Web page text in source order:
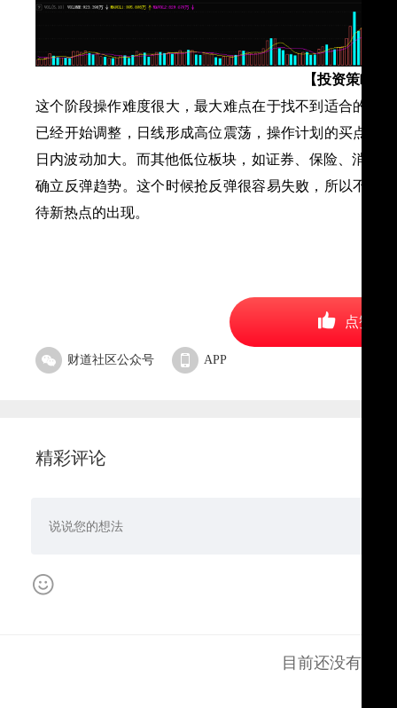
【投资策略】
这个阶段操作难度很大，最大难点在于找不到适合的板
已经开始调整，日线形成高位震荡，操作计划的买点和
日内波动加大。而其他低位板块，如证券、保险、消费、
确立反弹趋势。这个时候抢反弹很容易失败，所以不要
待新热点的出现。
点赞
财道社区公众号 APP
精彩评论
目前还没有评论